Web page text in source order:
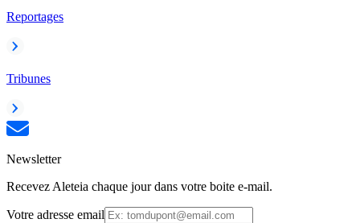
Reportages
Tribunes
Newsletter
Recevez Aleteia chaque jour dans votre boite e-mail.
Votre adresse email